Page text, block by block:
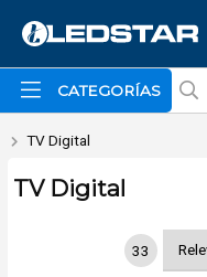
CATEGORÍAS
TV Digital
TV Digital
33